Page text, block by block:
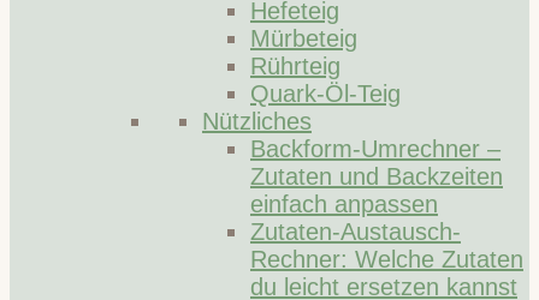
Hefeteig
Mürbeteig
Rührteig
Quark-Öl-Teig
Nützliches
Backform-Umrechner –
Zutaten und Backzeiten
einfach anpassen
Zutaten-Austausch-
Rechner: Welche Zutaten
du leicht ersetzen kannst